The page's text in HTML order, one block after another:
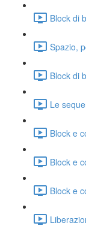
Block di
Spazio,
Block di
Le
Block e
Block e
Block e